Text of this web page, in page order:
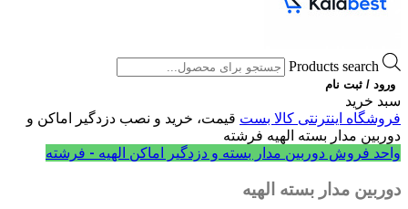
Products search
ورود / ثبت نام
سبد خرید
فروشگاه اینترنتی کالا بست قیمت، خرید و نصب دزدگیر اماکن و
دوربین مدار بسته الهیه فرشته
واحد فروش دوربین مدار بسته و دزدگیر اماکن الهیه - فرشته
دوربین مدار بسته الهیه